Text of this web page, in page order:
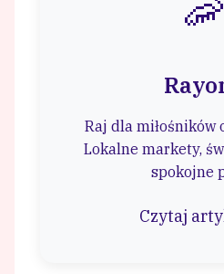
🦐
Raj dla miłośników
Lokalne markety,
spokojne
Czytaj